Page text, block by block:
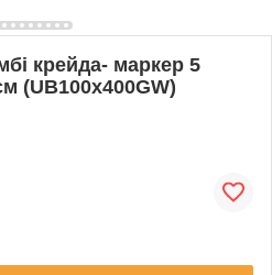
крейда- маркер 5
(UB100x400GW)